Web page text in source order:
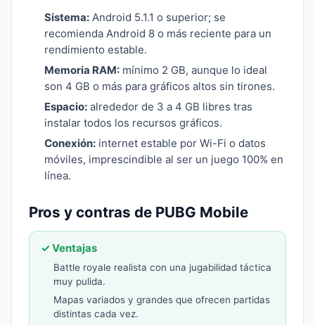
Sistema: Android 5.1.1 o superior; se
recomienda Android 8 o más reciente para un
rendimiento estable.
Memoria RAM: mínimo 2 GB, aunque lo ideal
son 4 GB o más para gráficos altos sin tirones.
Espacio: alrededor de 3 a 4 GB libres tras
instalar todos los recursos gráficos.
Conexión: internet estable por Wi-Fi o datos
móviles, imprescindible al ser un juego 100% en
línea.
Pros y contras de PUBG Mobile
✓ Ventajas
Battle royale realista con una jugabilidad táctica
muy pulida.
Mapas variados y grandes que ofrecen partidas
distintas cada vez.